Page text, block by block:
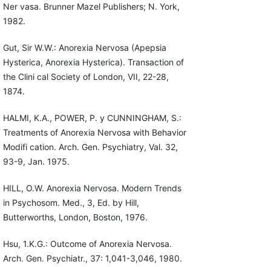
Ner vasa. Brunner Mazel Publishers; N. York,
1982.
Gut, Sir W.W.: Anorexia Nervosa (Apepsia
Hysterica, Anorexia Hysterica). Transaction of
the Clini cal Society of London, VII, 22-28,
1874.
HALMI, K.A., POWER, P. y CUNNINGHAM, S.:
Treatments of Anorexia Nervosa with Behavior
Modifi cation. Arch. Gen. Psychiatry, Val. 32,
93-9, Jan. 1975.
HILL, O.W. Anorexia Nervosa. Modern Trends
in Psychosom. Med., 3, Ed. by Hill,
Butterworths, London, Boston, 1976.
Hsu, 1.K.G.: Outcome of Anorexia Nervosa.
Arch. Gen. Psychiatr., 37: 1,041-3,046, 1980.